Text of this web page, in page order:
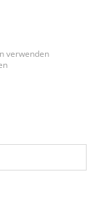
verwenden